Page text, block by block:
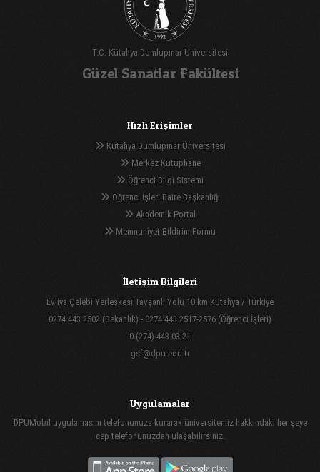
T.C. Kütahya Dumlupınar Üniversitesi
Güzel Sanatlar Fakültesi
Hızlı Erişimler
Kütahya Dumlupınar Üniversitesi
Merkez Kütüphane
Öğrenci Bilgi Sistemi
Öğrenci İşleri Daire Başkanlığı
Akademik Portal
Memnuniyet Bildirim Formu
İletişim Bilgileri
Evliya Çelebi Yerleşkesi Tavşanlı Yolu 10.km Kütahya / Türkiye
0274 443 2502 (Dekanlık) - 0274 443 2517-2576 (Öğrenci İşleri)
0 (274) 443 03 21
gsf@dpu.edu.tr
Uygulamalar
DPUMobil uygulamasını telefonunuza kurarak üniversitemiz hakkındaki her şeye
cep telefonunuzdan ulaşabilirsiniz.